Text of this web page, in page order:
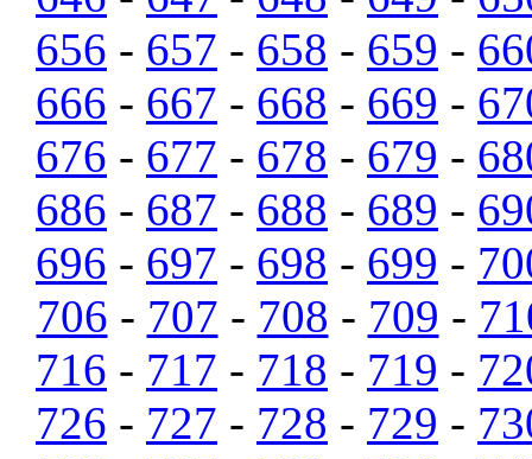
656 - 657 - 658 - 659 -
666 - 667 - 668 - 669 -
676 - 677 - 678 - 679 -
686 - 687 - 688 - 689 -
696 - 697 - 698 - 699 -
706 - 707 - 708 - 709 -
716 - 717 - 718 - 719 -
726 - 727 - 728 - 729 -